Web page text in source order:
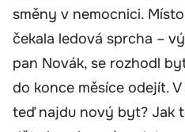
směny v nemocnici.
čekala ledová sprcha –
pan Novák, se rozhodl
do konce měsíce odejít.
teď najdu nový byt? Jak